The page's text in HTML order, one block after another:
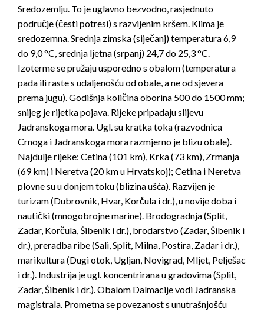
Sredozemlju. To je uglavno bezvodno, rasjednuto
područje (česti potresi) s razvijenim kršem. Klima je
sredozemna. Srednja zimska (siječanj) temperatura 6,9
do 9,0 °C, srednja ljetna (srpanj) 24,7 do 25,3 °C.
Izoterme se pružaju usporedno s obalom (temperatura
pada ili raste s udaljenošću od obale, a ne od sjevera
prema jugu). Godišnja količina oborina 500 do 1500 mm;
snijeg je rijetka pojava. Rijeke pripadaju slijevu
Jadranskoga mora. Ugl. su kratka toka (razvodnica
Crnoga i Jadranskoga mora razmjerno je blizu obale).
Najdulje rijeke: Cetina (101 km), Krka (73 km), Zrmanja
(69 km) i Neretva (20 km u Hrvatskoj); Cetina i Neretva
plovne su u donjem toku (blizina ušća). Razvijen je
turizam (Dubrovnik, Hvar, Korčula i dr.), u novije doba i
nautički (mnogobrojne marine). Brodogradnja (Split,
Zadar, Korčula, Šibenik i dr.), brodarstvo (Zadar, Šibenik i
dr.), preradba ribe (Sali, Split, Milna, Postira, Zadar i dr.),
marikultura (Dugi otok, Ugljan, Novigrad, Mljet, Pelješac
i dr.). Industrija je ugl. koncentrirana u gradovima (Split,
Zadar, Šibenik i dr.). Obalom Dalmacije vodi Jadranska
magistrala. Prometna se povezanost s unutrašnjošću